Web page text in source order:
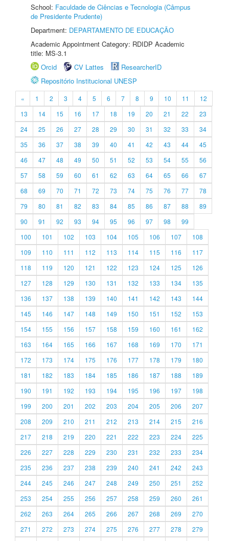
School: Faculdade de Ciências e Tecnologia (Câmpus
de Presidente Prudente)
Department: DEPARTAMENTO DE EDUCAÇÃO
Academic Appointment Category: RDIDP Academic
title: MS-3.1
Orcid
CV Lattes
ResearcherID
Repositório Institucional UNESP
« 1 2 3 4 5 6 7 8 9 10 11
12
13
14 15 16 17 18 19 20 21 22
23
24
25 26 27 28 29 30 31 32 33
34
35
36 37 38 39 40 41 42 43 44
45
46
47 48 49 50 51 52 53 54 55
56
57
58 59 60 61 62 63 64 65 66
67
68
69 70 71 72 73 74 75 76 77
78
79
80 81 82 83 84 85 86 87 88
89
90
91 92 93 94 95 96 97 98
99
100
101 102 103 104 105 106 107
108
109
110 111 112 113 114 115 116
117
118
119 120 121 122 123 124 125
126
127
128 129 130 131 132 133 134
135
136
137 138 139 140 141 142 143
144
145
146 147 148 149 150 151 152
153
154
155 156 157 158 159 160 161
162
163
164 165 166 167 168 169 170
171
172
173 174 175 176 177 178 179
180
181
182 183 184 185 186 187 188
189
190
191 192 193 194 195 196 197
198
199
200 201 202 203 204 205 206
207
208
209 210 211 212 213 214 215
216
217
218 219 220 221 222 223 224
225
226
227 228 229 230 231 232 233
234
235
236 237 238 239 240 241 242
243
244
245 246 247 248 249 250 251
252
253
254 255 256 257 258 259 260
261
262
263 264 265 266 267 268 269
270
271
272 273 274 275 276 277 278
279